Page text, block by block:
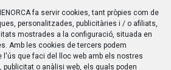
fa servir cookies, tant pròpies com de
personalitzades, publicitàries i / o afiliats,
mostrades a la configuració, situada en
Amb les cookies de tercers podem
l'ús que faci del lloc web amb els nostres
o anàlisi web, els quals poden